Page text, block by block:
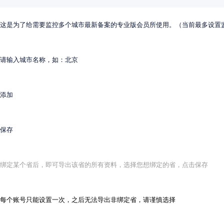
这是为了给需要监控多个城市最新备案的专业版会员所使用。（当前最多设置
请输入城市名称，如：北京
添加
保存
绑定某个省后，即可导出该省的所有资料，选择您想绑定的省，点击保存
每个账号只能设置一次，之后无法导出非绑定省，请谨慎选择
首页 > 北京光齐科技有限公司网站备案信息
sqxn.com.cn 网站备